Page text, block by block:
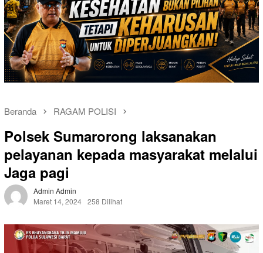
Beranda RAGAM POLISI
Polsek Sumarorong laksanakan
pelayanan kepada masyarakat melalui
Jaga pagi
Admin Admin
Maret 14, 2024 258 Dilihat